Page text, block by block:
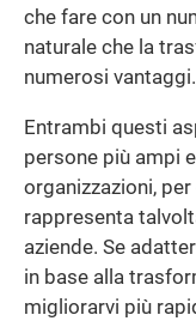
che fare con un
naturale che la
numerosi vantaggi.
Entrambi questi
persone più ampi
organizzazioni,
rappresenta
aziende. Se
in base alla
migliorarvi più